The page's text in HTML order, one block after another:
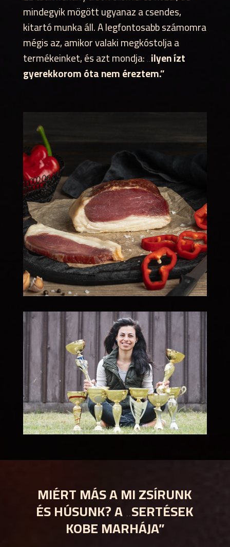
mindegyik mögött ugyanaz a csendes,
kitartó munka áll. A legfontosabb számomra
mégis az, amikor valaki megkóstolja a
termékeinket, és azt mondja:„ilyen ízt
gyerekkorom óta nem éreztem.”
MIÉRT MÁS A MI ZSÍRUNK
ÉS HÚSUNK? A „SERTÉSEK
KOBE MARHÁJA”